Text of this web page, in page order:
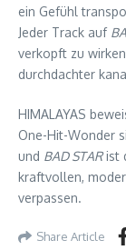
ein Gefühl
Jeder Track auf
verkopft zu
durchdachter
HIMALAYAS
One-Hit-Wonder
und BAD STARist
kraftvollen,
verpassen.
Share Article